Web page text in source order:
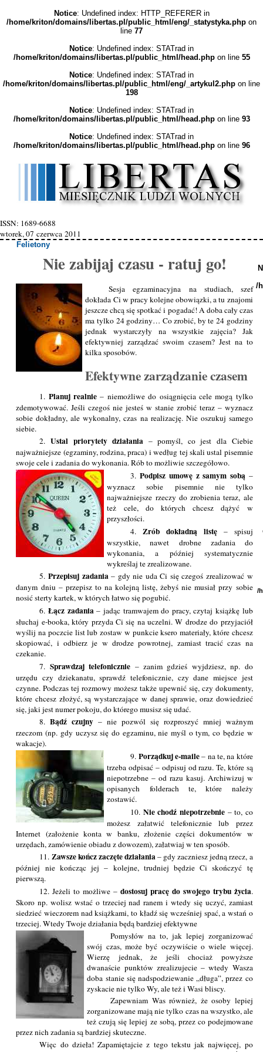
Notice: Undefined index: HTTP_REFERER in
/home/kriton/domains/libertas.pl/public_html/eng/_statystyka.php on
line 77
Notice: Undefined index: STATrad in
/home/kriton/domains/libertas.pl/public_html/head.phpon line 55
Notice: Undefined index: STATrad in
/home/kriton/domains/libertas.pl/public_html/eng/_artykul2.php on line
198
Notice: Undefined index: STATrad in
/home/kriton/domains/libertas.pl/public_html/head.phpon line 93
Notice: Undefined index: STATrad in
/home/kriton/domains/libertas.pl/public_html/head.phpon line 96
ISSN: 1689-6688
wtorek, 07 czerwca 2011
Felietony
Nie zabijaj czasu - ratuj go!
Sesja egzaminacyjna na studiach, szef
dokłada Ci w pracy kolejne obowiązki, a tu znajomi
jeszcze chcą się spotkać i pogadać! A doba cały czas
ma tylko 24 godziny… Co zrobić, by te 24 godziny
jednak wystarczyły na wszystkie zajęcia? Jak
efektywniej zarządzać swoim czasem? Jest na to
kilka sposobów.
Efektywne zarządzanie czasem
1. Planuj realnie – niemożliwe do osiągnięcia cele mogą tylko
zdemotywować. Jeśli czegoś nie jesteś w stanie zrobić teraz – wyznacz
sobie dokładny, ale wykonalny, czas na realizację. Nie oszukuj samego
siebie.
2. Ustal priorytety działania – pomyśl, co jest dla Ciebie
najważniejsze (egzaminy, rodzina, praca) i według tej skali ustal pisemnie
swoje cele i zadania do wykonania. Rób to możliwie szczegółowo.
3.Podpisz umowę z samym sobą–
wyznacz sobie pisemnie nie tylko
najważniejsze rzeczy do zrobienia teraz, ale
też cele, do których chcesz dążyć w
przyszłości.
4.Zrób dokładną listę– spisuj
wszystkie, nawet drobne zadania do
wykonania, a później systematycznie
wykreślaj te zrealizowane.
5. Przepisuj zadania– gdy nie uda Ci się czegoś zrealizować w
danym dniu – przepisz to na kolejną listę, żebyś nie musiał przy sobie
nosić sterty kartek, w których łatwo się pogubić.
6.Łącz zadania– jadąc tramwajem do pracy, czytaj książkę lub
słuchaj e-booka, który przyda Ci się na uczelni. W drodze do przyjaciół
wyślij na poczcie list lub zostaw w punkcie ksero materiały, które chcesz
skopiować, i odbierz je w drodze powrotnej, zamiast tracić czas na
czekanie.
7. Sprawdzaj telefonicznie – zanim gdzieś wyjdziesz, np. do
urzędu czy dziekanatu, sprawdź telefonicznie, czy dane miejsce jest
czynne. Podczas tej rozmowy możesz także upewnić się, czy dokumenty,
które chcesz złożyć, są wystarczające w danej sprawie, oraz dowiedzieć
się, jaki jest numer pokoju, do którego musisz się udać.
8.Bądź czujny – nie pozwól się rozproszyć mniej ważnym
rzeczom (np. gdy uczysz się do egzaminu, nie myśl o tym, co będzie w
wakacje).
9. Porządkuj e-maile– na te, na które
trzeba odpisać – odpisuj od razu. Te, które są
niepotrzebne – od razu kasuj. Archiwizuj w
opisanych folderach te, które należy
zostawić.
10. Nie chodź niepotrzebnie – to, co
możesz załatwić telefonicznie lub przez
Internet (założenie konta w banku, złożenie części dokumentów w
urzędach, zamówienie obiadu z dowozem), załatwiaj w ten sposób.
11. Zawsze kończ zaczęte działania– gdy zaczniesz jedną rzecz, a
później nie kończąc jej – kolejne, trudniej będzie Ci skończyć tę
pierwszą.
12. Jeżeli to możliwe – dostosuj pracę do swojego trybu życia.
Skoro np. wolisz wstać o trzeciej nad ranem i wtedy się uczyć, zamiast
siedzieć wieczorem nad książkami, to kładź się wcześniej spać, a wstań o
trzeciej. Wtedy Twoje działania będą bardziej efektywne
Pomysłów na to, jak lepiej zorganizować
swój czas, może być oczywiście o wiele więcej.
Wierzę jednak, że jeśli chociaż powyższe
dwanaście punktów zrealizujecie – wtedy Wasza
doba stanie się nadspodziewanie „długa”, przez co
zyskacie nie tylko Wy, ale też i Wasi bliscy.
Zapewniam Was również, że osoby lepiej
zorganizowane mają nie tylko czas na wszystko, ale
też czują się lepiej ze sobą, przez co podejmowane
przez nich zadania są bardziej skuteczne.
Więc do dzieła! Zapamiętajcie z tego tekstu jak najwięcej, po
/
/